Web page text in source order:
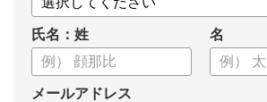
氏名：姓 名
メールアドレス